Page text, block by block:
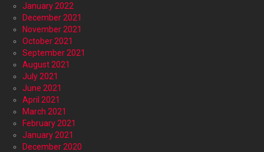
January 2022
December 2021
November 2021
October 2021
September 2021
August 2021
July 2021
June 2021
April 2021
March 2021
February 2021
January 2021
December 2020